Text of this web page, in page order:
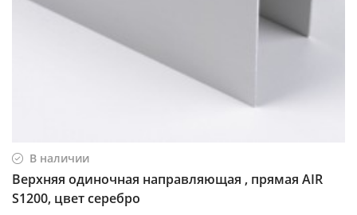
В наличии
Верхняя одиночная направляющая , прямая AIR
S1200, цвет серебро